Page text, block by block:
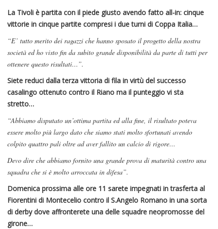
La Tivoli è partita con il piede giusto avendo fatto all-in: cinque
vittorie in cinque partite compresi i due turni di Coppa Italia…
“E’ tutto merito dei ragazzi che hanno sposato il progetto della nostra
società ed ho visto fin da subito grande disponibilità da parte di tutti per
ottenere questo risultati…”.
Siete reduci dalla terza vittoria di fila in virtù del successo
casalingo ottenuto contro il Riano ma il punteggio vi sta
stretto…
“Abbiamo disputato un’ottima partita ed alla fine, il risultato poteva
essere molto più largo dato che siamo stati molto sfortunati avendo
colpito quattro pali oltre ad aver fallito un calcio di rigore…
Devo dire che abbiamo fornito una grande prova di maturità contro una
squadra che si è molto arroccata in difesa”.
Domenica prossima alle ore 11 sarete impegnati in trasferta al
Fiorentini di Montecelio contro il S.Angelo Romano in una sorta
di derby dove affronterete una delle squadre neopromosse del
girone…